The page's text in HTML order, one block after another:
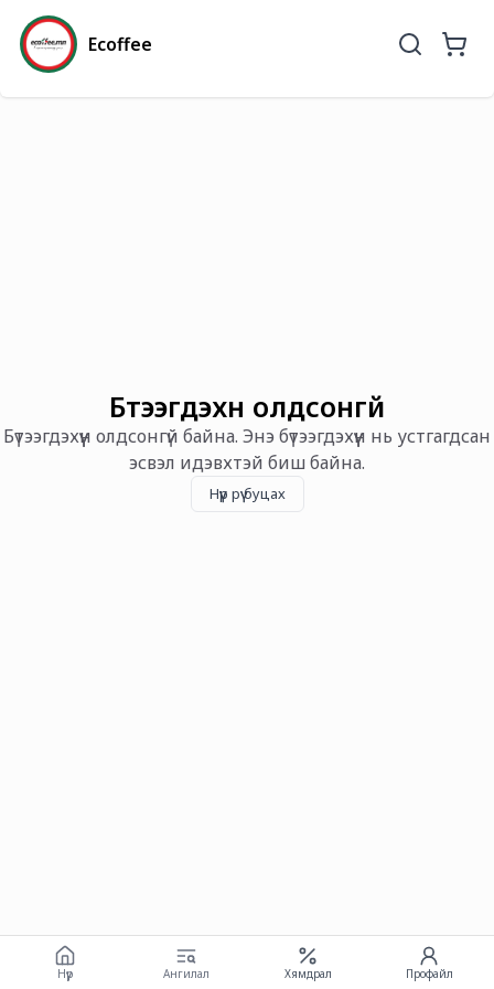
Ecoffee
Бүтээгдэхүүн олдсонгүй
Бүтээгдэхүүн олдсонгүй байна. Энэ бүтээгдэхүүн нь устгагдсан
эсвэл идэвхтэй биш байна.
Нүүр рүү буцах
Нүүр Ангилал Хямдрал Профайл